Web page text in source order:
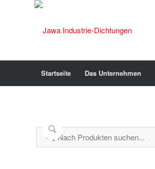
Startseite Das Unternehmen